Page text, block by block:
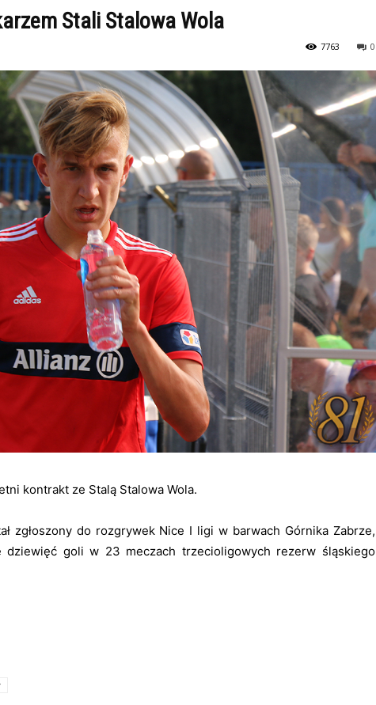
Stali Stalowa Wola
0
7763
kontrakt ze Stalą Stalowa Wola.
zgłoszony do rozgrywek Nice I ligi w barwach Górnika Zabrze,
dziewięć goli w 23 meczach trzecioligowych rezerw śląskiego